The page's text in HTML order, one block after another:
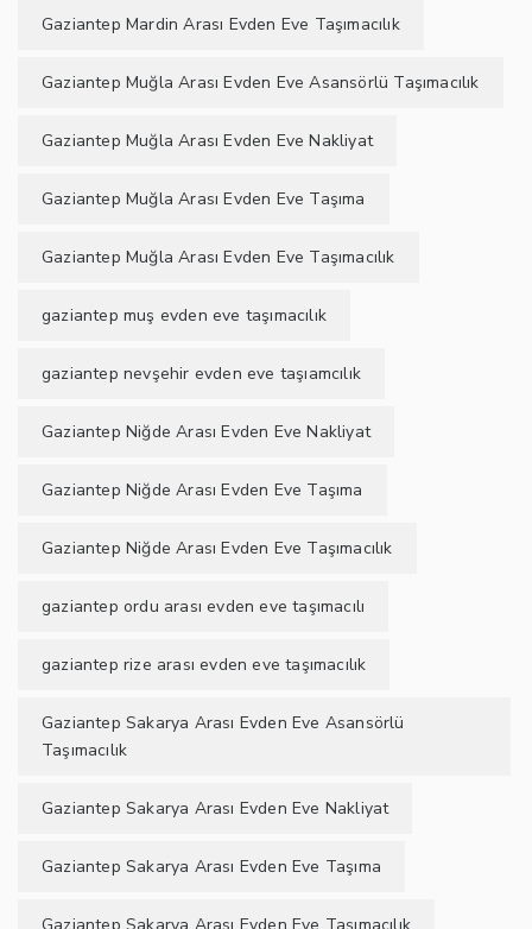
Gaziantep Mardin Arası Evden Eve Taşımacılık
Gaziantep Muğla Arası Evden Eve Asansörlü Taşımacılık
Gaziantep Muğla Arası Evden Eve Nakliyat
Gaziantep Muğla Arası Evden Eve Taşıma
Gaziantep Muğla Arası Evden Eve Taşımacılık
gaziantep muş evden eve taşımacılık
gaziantep nevşehir evden eve taşıamcılık
Gaziantep Niğde Arası Evden Eve Nakliyat
Gaziantep Niğde Arası Evden Eve Taşıma
Gaziantep Niğde Arası Evden Eve Taşımacılık
gaziantep ordu arası evden eve taşımacılı
gaziantep rize arası evden eve taşımacılık
Gaziantep Sakarya Arası Evden Eve Asansörlü
Taşımacılık
Gaziantep Sakarya Arası Evden Eve Nakliyat
Gaziantep Sakarya Arası Evden Eve Taşıma